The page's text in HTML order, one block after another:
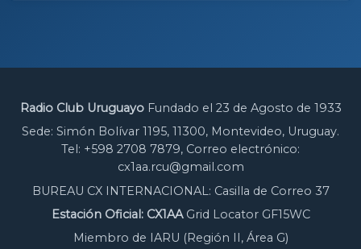
Radio Club UruguayoFundado el 23 de Agosto de 1933
Sede: Simón Bolívar 1195, 11300, Montevideo, Uruguay.
Tel: +598 2708 7879, Correo electrónico:
cx1aa.rcu@gmail.com
BUREAU CX INTERNACIONAL: Casilla de Correo 37
Estación Oficial: CX1AAGrid Locator GF15WC
Miembro de IARU (Región II, Área G)